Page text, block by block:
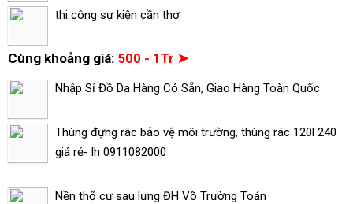
thi công sự kiện cần thơ
Cùng khoảng giá: 500 - 1Tr ➤
Nhập Sỉ Đồ Da Hàng Có Sẵn, Giao Hàng Toàn Quốc
Thùng đựng rác bảo vệ môi trường, thùng rác 120l 240
giá rẻ- lh 0911082000
Nền thổ cư sau lưng ĐH Võ Trường Toán